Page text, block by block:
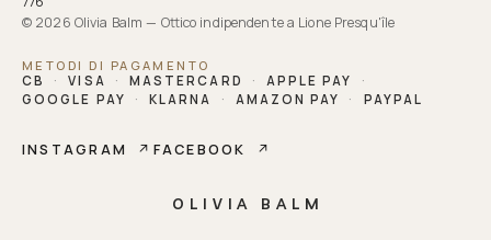
© 2026 Olivia Balm — Ottico indipendente a Lione Presqu'île
METODI DI PAGAMENTO
CB
· VISA · MASTERCARD · APPLE PAY
·
GOOGLE PAY
· KLARNA · AMAZON PAY · PAYPAL
INSTAGRAM ↗ FACEBOOK ↗
OLIVIA BALM